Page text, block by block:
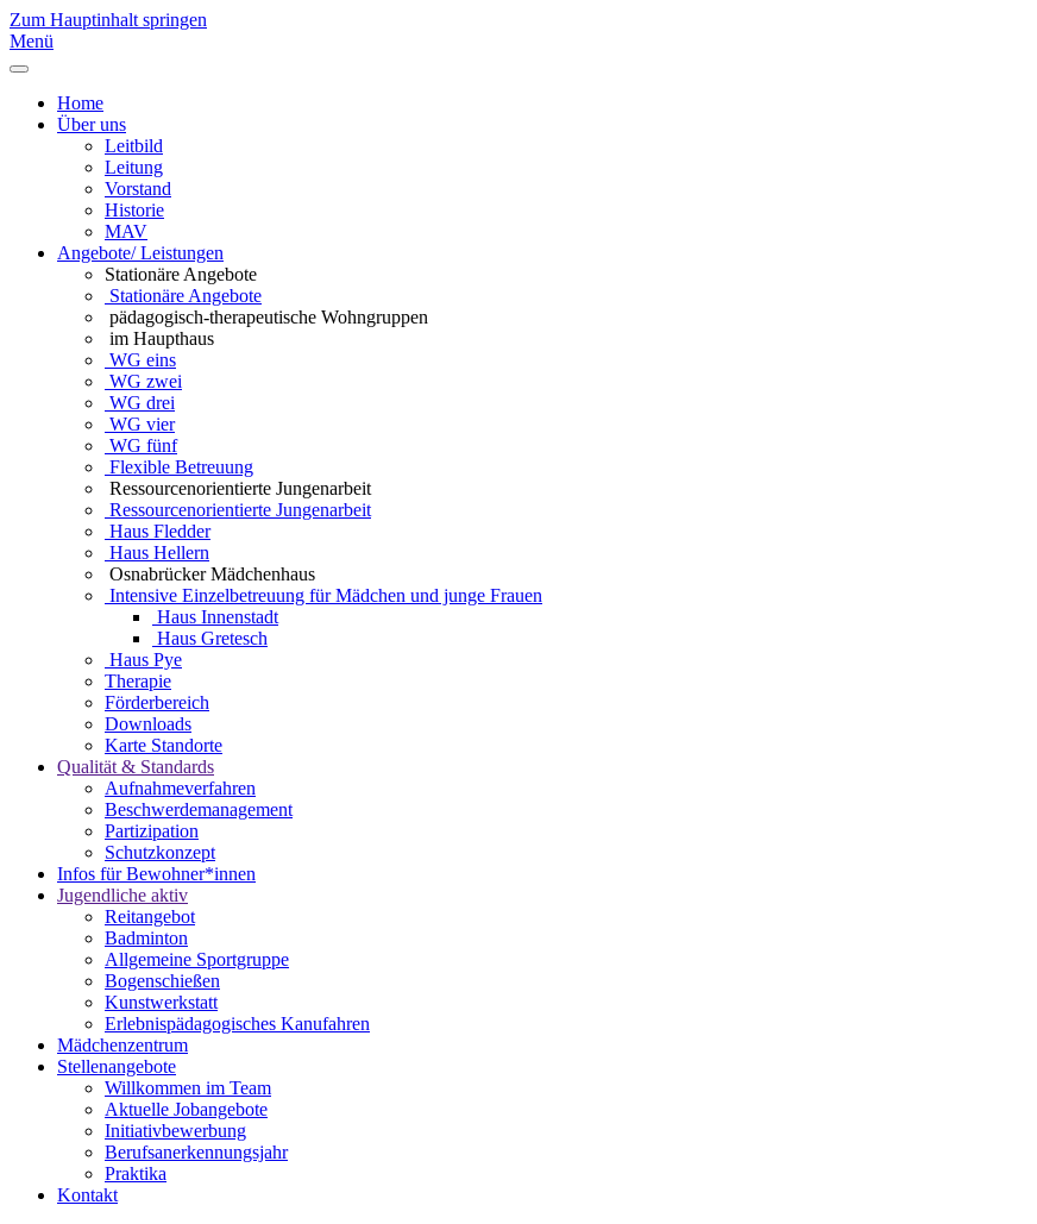
Zum Hauptinhalt springen
Menü
Home
Über uns
Leitbild
Leitung
Vorstand
Historie
MAV
Angebote/ Leistungen
Stationäre Angebote
Stationäre Angebote
pädagogisch-therapeutische Wohngruppen
im Haupthaus
WG eins
WG zwei
WG drei
WG vier
WG fünf
Flexible Betreuung
Ressourcenorientierte Jungenarbeit
Ressourcenorientierte Jungenarbeit
Haus Fledder
Haus Hellern
Osnabrücker Mädchenhaus
Intensive Einzelbetreuung für Mädchen und junge Frauen
Haus Innenstadt
Haus Gretesch
Haus Pye
Therapie
Förderbereich
Downloads
Karte Standorte
Qualität & Standards
Aufnahmeverfahren
Beschwerdemanagement
Partizipation
Schutzkonzept
Infos für Bewohner*innen
Jugendliche aktiv
Reitangebot
Badminton
Allgemeine Sportgruppe
Bogenschießen
Kunstwerkstatt
Erlebnispädagogisches Kanufahren
Mädchenzentrum
Stellenangebote
Willkommen im Team
Aktuelle Jobangebote
Initiativbewerbung
Berufsanerkennungsjahr
Praktika
Kontakt